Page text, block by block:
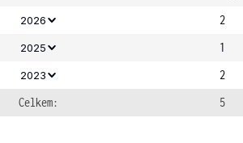
2026 2
2025 1
2023
2
Celkem:
5